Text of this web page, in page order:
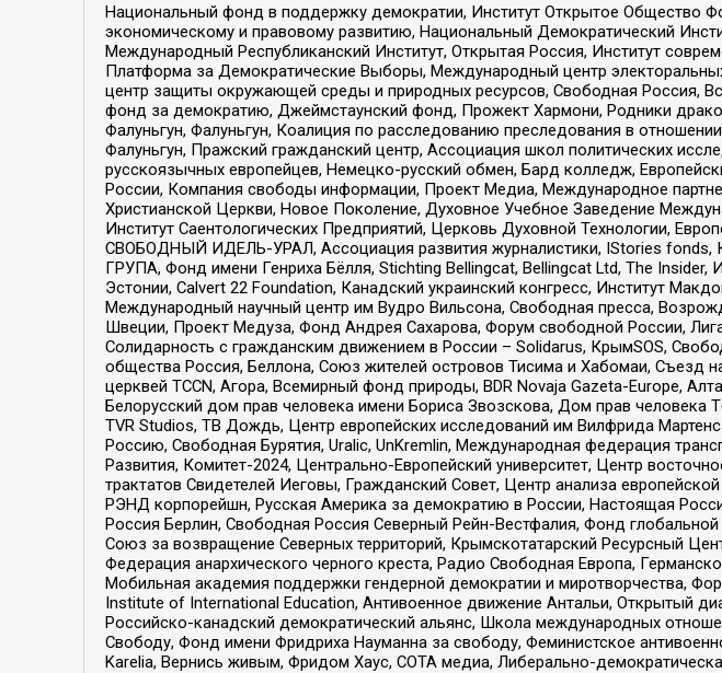
Национальный фонд в поддержку демократии, Институт Открытое Общество
экономическому и правовому развитию, Национальный Демократический
Международный Республиканский Институт, Открытая Россия, Институт
Платформа за Демократические Выборы, Международный центр
центр защиты окружающей среды и природных ресурсов, Свободная Россия,
фонд за демократию, Джеймстаунский фонд, Прожект Хармони, Родники
Фалуньгун, Фалуньгун, Коалиция по расследованию преследования в
Фалуньгун, Пражский гражданский центр, Ассоциация школ политических
русскоязычных европейцев, Немецко-русский обмен, Бард колледж,
России, Компания свободы информации, Проект Медиа, Международное
Христианской Церкви, Новое Поколение, Духовное Учебное Заведение
Институт Саентологических Предприятий, Церковь Духовной Технологии,
СВОБОДНЫЙ ИДЕЛЬ-УРАЛ, Ассоциация развития журналистики, IStories
ГРУПА, Фонд имени Генриха Бёлля, Stichting Bellingcat, Bellingcat Ltd, The
Эстонии, Calvert 22 Foundation, Канадский украинский конгресс, Институт
Международный научный центр им Вудро Вильсона, Свободная пресса,
Швеции, Проект Медуза, Фонд Андрея Сахарова, Форум свободной России,
Солидарность с гражданским движением в России – Solidarus, КрымSOS,
общества Россия, Беллона, Союз жителей островов Тисима и Хабомаи, Съезд
церквей TCCN, Агора, Всемирный фонд природы, BDR Novaja Gazeta-Europe,
Белорусский дом прав человека имени Бориса Звозскова, Дом прав
TVR Studios, ТВ Дождь, Центр европейских исследований им Вилфрида
Россию, Свободная Бурятия, Uralic, UnKremlin, Международная федерация
Развития, Комитет-2024, Центрально-Европейский университет, Центр
трактатов Свидетелей Иеговы, Гражданский Совет, Центр анализа
РЭНД корпорейшн, Русская Америка за демократию в России, Настоящая
Россия Берлин, Свободная Россия Северный Рейн-Вестфалия, Фонд
Союз за возвращение Северных территорий, Крымскотатарский Ресурсный
Федерация анархического черного креста, Радио Свободная Европа,
Мобильная академия поддержки гендерной демократии и миротворчества,
Institute of International Education, Антивоенное движение Антальи, Открытый
Российско-канадский демократический альянс, Школа международных
Свободу, Фонд имени Фридриха Науманна за свободу, Феминистское
Karelia, Вернись живым, Фридом Хаус, СОТА медиа, Либерально-